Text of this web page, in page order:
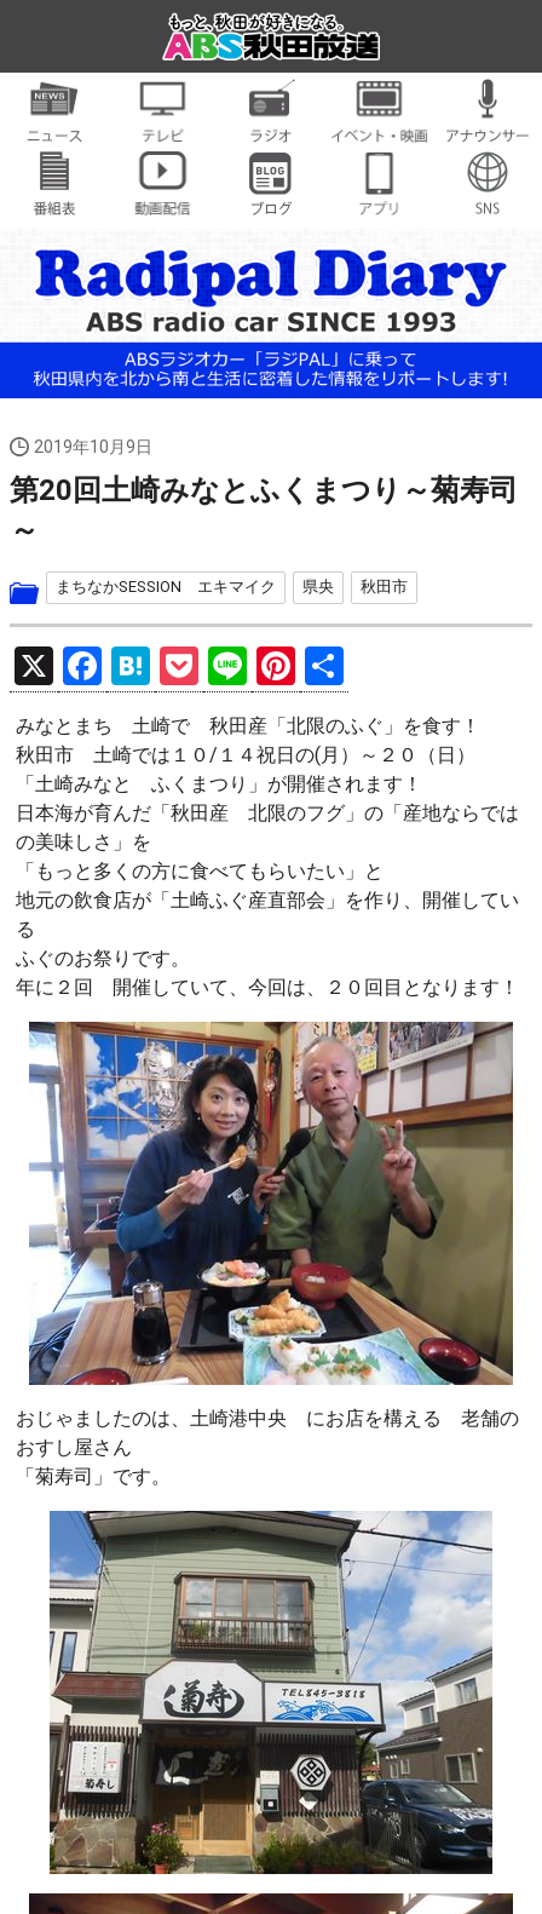
2019年10月9日
第20回土崎みなとふくまつり～菊寿司
～
まちなかSESSION エキマイク 県央 秋田市
X
F
a
ce
b
o
o
k
H
at
e
n
a
P
o
ck
et
Li
n
e
Pi
nt
er
es
t
有
みなとまち 土崎で 秋田産「北限のふぐ」を食す！
秋田市 土崎では１０/１４祝日の(月）～２０（日）
「土崎みなと ふくまつり」が開催されます！
日本海が育んだ「秋田産 北限のフグ」の「産地ならでは
の美味しさ」を
「もっと多くの方に食べてもらいたい」と
地元の飲食店が「土崎ふぐ産直部会」を作り、開催してい
る
ふぐのお祭りです。
年に２回 開催していて、今回は、２０回目となります！
おじゃましたのは、土崎港中央 にお店を構える 老舗の
おすし屋さん
「菊寿司」です。